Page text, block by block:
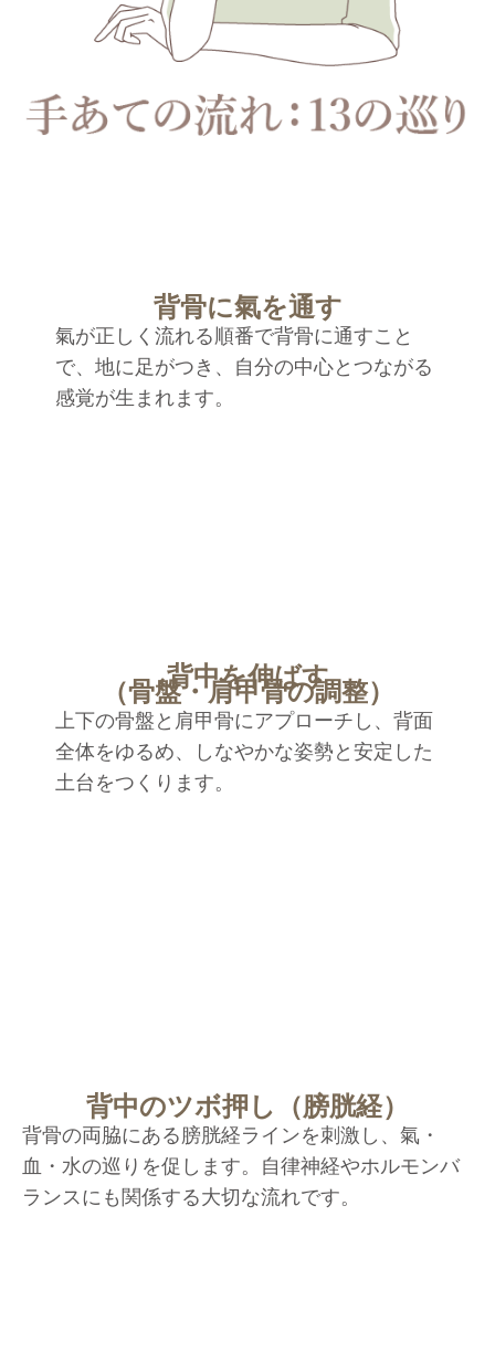
背骨に氣を通す
氣が正しく流れる順番で背骨に通すこと
で、地に足がつき、自分の中心とつながる
感覚が生まれます。
背中を伸ばす
（骨盤・肩甲骨の調整）
上下の骨盤と肩甲骨にアプローチし、背面
全体をゆるめ、しなやかな姿勢と安定した
土台をつくります。
背中のツボ押し（膀胱経）
背骨の両脇にある膀胱経ラインを刺激し、氣・
血・水の巡りを促します。自律神経やホルモンバ
ランスにも関係する大切な流れです。